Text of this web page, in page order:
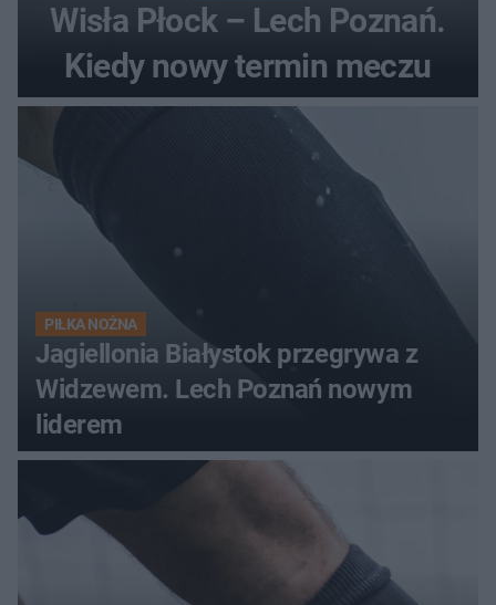
Wisła Płock – Lech Poznań.
Kiedy nowy termin meczu
PIŁKA NOŻNA
Jagiellonia Białystok przegrywa z
Widzewem. Lech Poznań nowym
liderem